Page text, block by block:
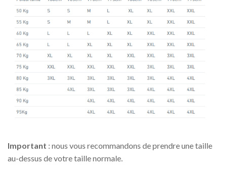
Important : nous vous recommandons de prendre une taille
au-dessus de votre taille normale.